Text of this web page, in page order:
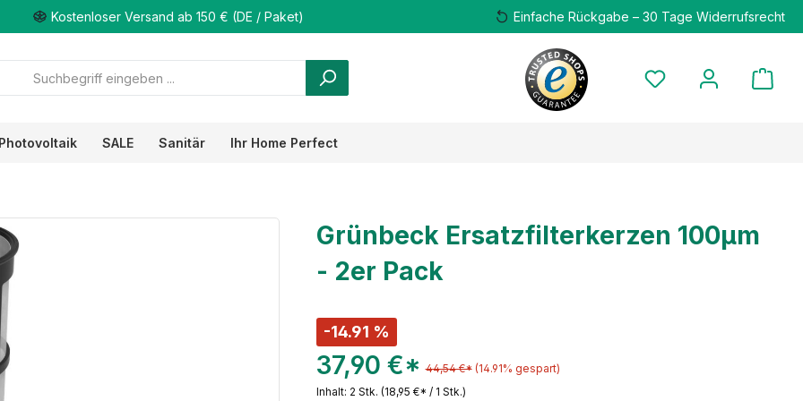
Kostenloser Versand ab 150 € (DE / Paket) Einfache Rückgabe – 30 Tage Widerrufsrecht
Photovoltaik SALE Sanitär Ihr Home Perfect
Grünbeck Ersatzfilterkerzen 100µm
- 2er Pack
-14.91 %
37,90 €* 44,54 €* (14.91% gespart)
Inhalt: 2 Stk. (18,95 €* / 1 Stk.)